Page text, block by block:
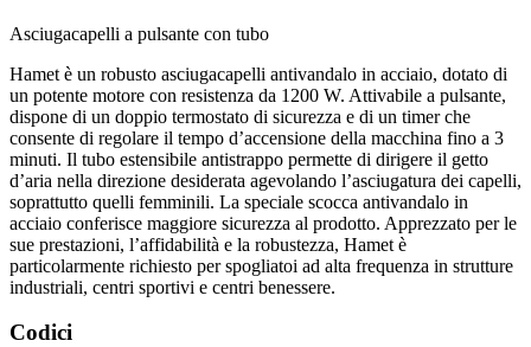
Asciugacapelli a pulsante con tubo
Hamet è un robusto asciugacapelli antivandalo in acciaio, dotato di
un potente motore con resistenza da 1200 W. Attivabile a pulsante,
dispone di un doppio termostato di sicurezza e di un timer che
consente di regolare il tempo d’accensione della macchina fino a 3
minuti. Il tubo estensibile antistrappo permette di dirigere il getto
d’aria nella direzione desiderata agevolando l’asciugatura dei capelli,
soprattutto quelli femminili. La speciale scocca antivandalo in
acciaio conferisce maggiore sicurezza al prodotto. Apprezzato per le
sue prestazioni, l’affidabilità e la robustezza, Hamet è
particolarmente richiesto per spogliatoi ad alta frequenza in strutture
industriali, centri sportivi e centri benessere.
Codici